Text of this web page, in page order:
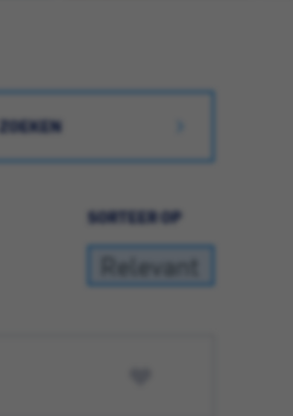
ZOEKEN
SORTEER OP